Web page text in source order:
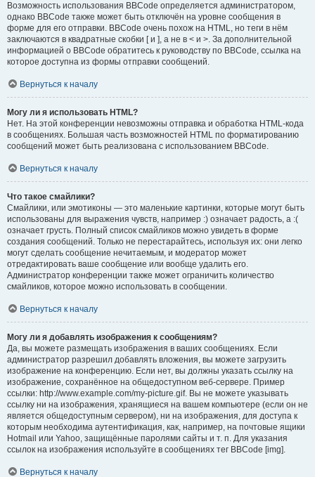
Возможность использования BBCode определяется администратором,
однако BBCode также может быть отключён на уровне сообщения в
форме для его отправки. BBCode очень похож на HTML, но теги в нём
заключаются в квадратные скобки [ и ], а не в < и >. За дополнительной
информацией о BBCode обратитесь к руководству по BBCode, ссылка на
которое доступна из формы отправки сообщений.
Вернуться к началу
Могу ли я использовать HTML?
Нет. На этой конференции невозможны отправка и обработка HTML-кода
в сообщениях. Большая часть возможностей HTML по форматированию
сообщений может быть реализована с использованием BBCode.
Вернуться к началу
Что такое смайлики?
Смайлики, или эмотиконы — это маленькие картинки, которые могут быть
использованы для выражения чувств, например :) означает радость, а :(
означает грусть. Полный список смайликов можно увидеть в форме
создания сообщений. Только не перестарайтесь, используя их: они легко
могут сделать сообщение нечитаемым, и модератор может
отредактировать ваше сообщение или вообще удалить его.
Администратор конференции также может ограничить количество
смайликов, которое можно использовать в сообщении.
Вернуться к началу
Могу ли я добавлять изображения к сообщениям?
Да, вы можете размещать изображения в ваших сообщениях. Если
администратор разрешил добавлять вложения, вы можете загрузить
изображение на конференцию. Если нет, вы должны указать ссылку на
изображение, сохранённое на общедоступном веб-сервере. Пример
ссылки: http://www.example.com/my-picture.gif. Вы не можете указывать
ссылку ни на изображения, хранящиеся на вашем компьютере (если он не
является общедоступным сервером), ни на изображения, для доступа к
которым необходима аутентификация, как, например, на почтовые ящики
Hotmail или Yahoo, защищённые паролями сайты и т. п. Для указания
ссылок на изображения используйте в сообщениях тег BBCode [img].
Вернуться к началу